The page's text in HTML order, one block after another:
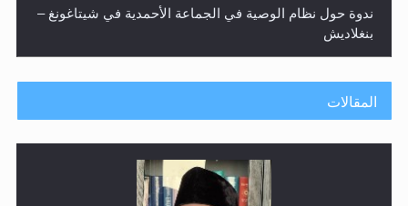
ندوة حول نظام الوصية في الجماعة الأحمدية في شيتاغونغ –
بنغلاديش
المقالات